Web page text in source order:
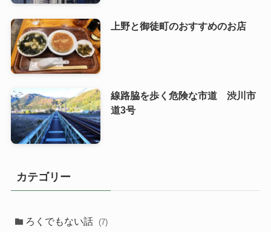
上野と御徒町のおすすめのお店
線路脇を歩く危険な市道 渋川市
道3号
カテゴリー
ろくでもない話 (7)